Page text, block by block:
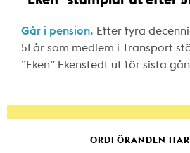
Går i pension. Efter fyra
51 år som medlem i Transport
”Eken” Ekenstedt ut för sista
ORDFÖRANDEN